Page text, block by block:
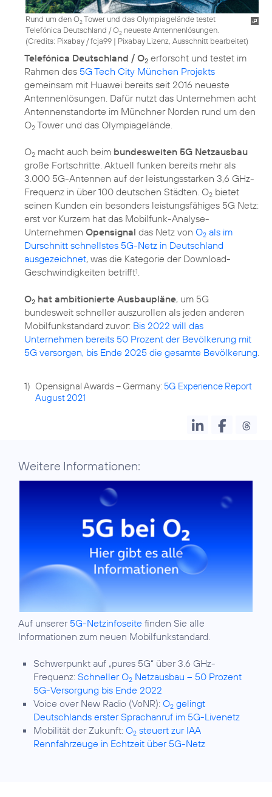
Rund um den O2Tower und das Olympiagelände testet
Telefónica Deutschland / O2 neueste Antennenlösungen.
(Credits: Pixabay / fcja99 | Pixabay Lizenz, Ausschnitt bearbeitet)
Telefónica Deutschland / O2 erforscht und testet im
Rahmen des 5G Tech City München Projekts
gemeinsam mit Huawei bereits seit 2016 neueste
Antennenlösungen. Dafür nutzt das Unternehmen acht
Antennenstandorte im Münchner Norden rund um den
O2 Tower und das Olympiagelände.
O2 macht auch beim bundesweiten 5G Netzausbau
große Fortschritte. Aktuell funken bereits mehr als
3.000 5G-Antennen auf der leistungsstarken 3,6 GHz-
Frequenz in über 100 deutschen Städten. O2 bietet
seinen Kunden ein besonders leistungsfähiges 5G Netz:
erst vor Kurzem hat das Mobilfunk-Analyse-
Unternehmen Opensignal das Netz von O2 als im
Durschnitt schnellstes 5G-Netz in Deutschland
ausgezeichnet, was die Kategorie der Download-
Geschwindigkeiten betrifft1
O2 hat ambitionierte Ausbaupläne, um 5G
bundesweit schneller auszurollen als jeden anderen
Mobilfunkstandard zuvor: Bis 2022 will das
Unternehmen bereits 50 Prozent der Bevölkerung mit
5G versorgen, bis Ende 2025 die gesamte Bevölkerung
1) Opensignal Awards – Germany: 5G Experience Report
August 2021
Weitere Informationen:
Auf unserer 5G-Netzinfoseite finden Sie alle
Informationen zum neuen Mobilfunkstandard.
Schwerpunkt auf „pures 5G“ über 3.6 GHz-
Frequenz: Schneller O2 Netzausbau – 50 Prozent
5G-Versorgung bis Ende 2022
Voice over New Radio (VoNR): O2 gelingt
Deutschlands erster Sprachanruf im 5G-Livenetz
Mobilität der Zukunft: O2 steuert zur IAA
Rennfahrzeuge in Echtzeit über 5G-Netz